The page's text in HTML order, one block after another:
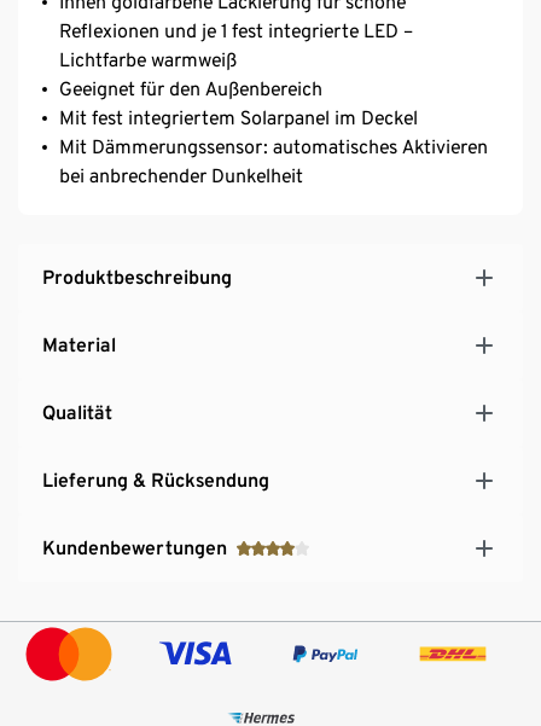
Reflexionen und je 1 fest integrierte LED –
Lichtfarbe warmweiß
Geeignet für den Außenbereich
Mit fest integriertem Solarpanel im Deckel
Mit Dämmerungssensor: automatisches Aktivieren
bei anbrechender Dunkelheit
Produktbeschreibung
Material
Qualität
Lieferung & Rücksendung
Kundenbewertungen